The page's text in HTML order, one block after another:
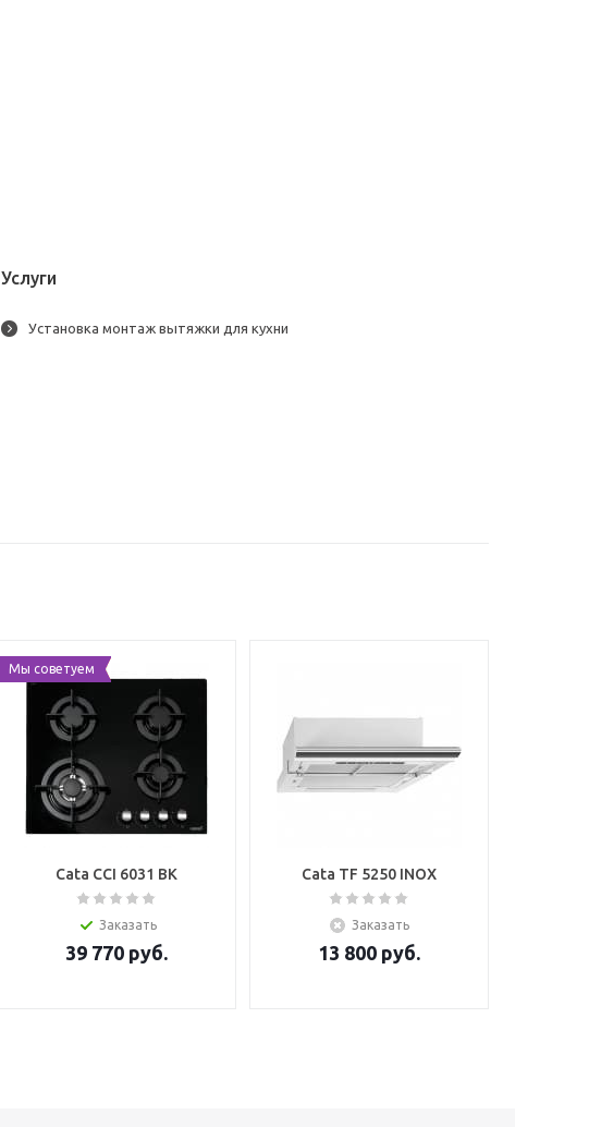
Услуги
Установка монтаж вытяжки для кухни
Мы советуем
Cata CCI 6031 BK
Заказать
39 770 руб.
Cata TF 5250 INOX
Заказать
13 800 руб.